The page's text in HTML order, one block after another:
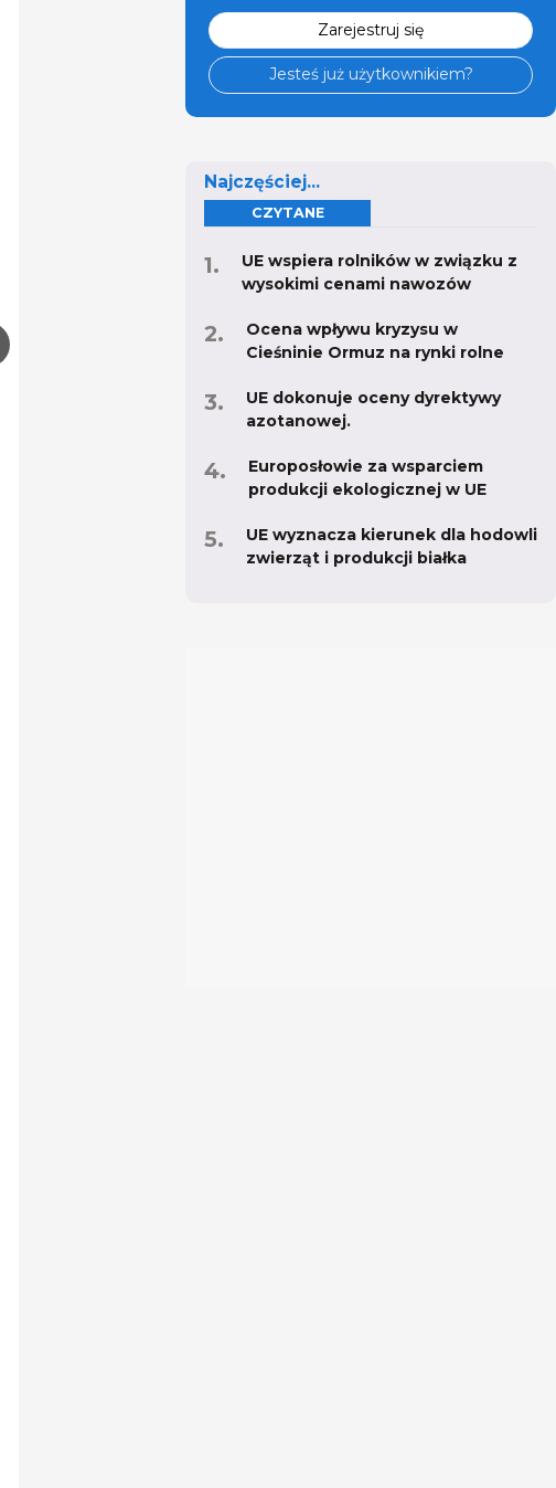
Zarejestruj się
Jesteś już użytkownikiem?
Najczęściej...
CZYTANE
UE wspiera rolników w związku z
wysokimi cenami nawozów
Ocena wpływu kryzysu w
Cieśninie Ormuz na rynki rolne
UE dokonuje oceny dyrektywy
azotanowej.
Europosłowie za wsparciem
produkcji ekologicznej w UE
UE wyznacza kierunek dla hodowli
zwierząt i produkcji białka